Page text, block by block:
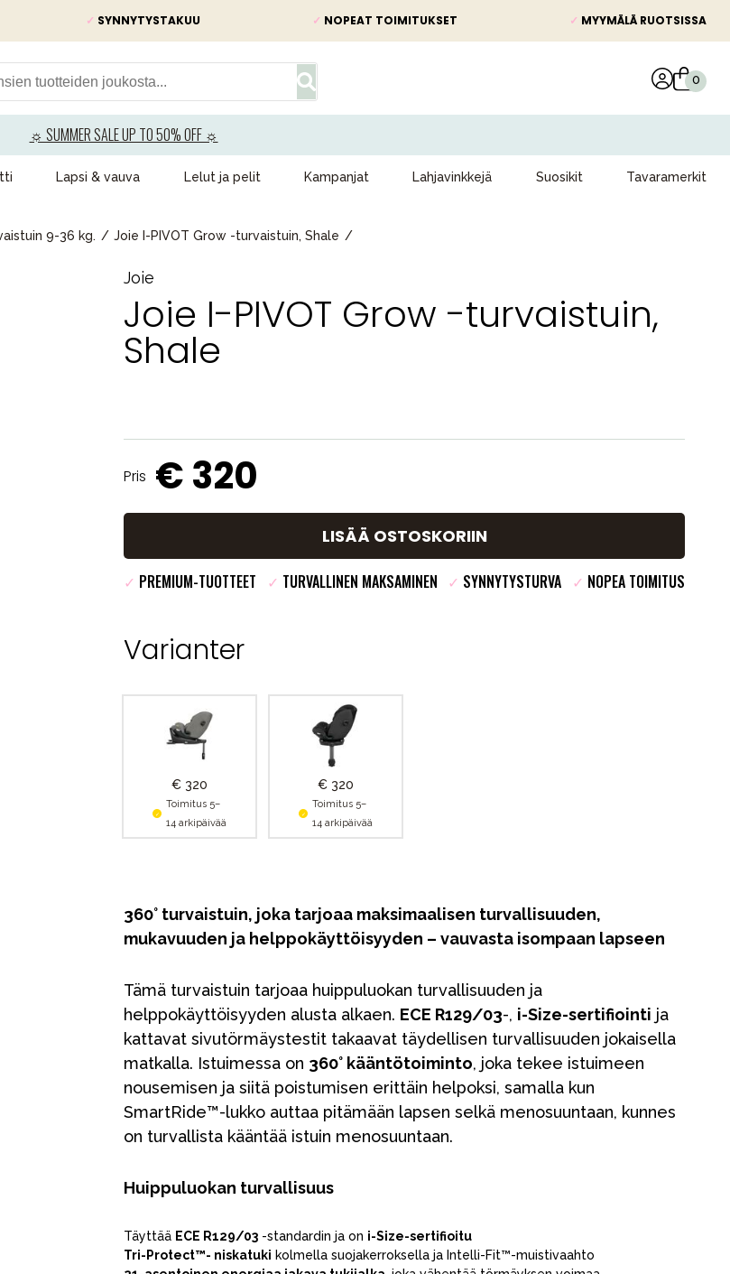
✓ SYNNYTYSTAKUU ✓ NOPEAT TOIMITUKSET ✓ MYYMÄLÄ RUOTSISSA
☼ SUMMER SALE UP TO 50% OFF ☼
Lapsi & vauva Lelut ja pelit Kampanjat Lahjavinkkejä Suosikit Tavaramerkit
9-36 kg. Joie I-PIVOT Grow -turvaistuin, Shale
Joie
Joie I-PIVOT Grow -turvaistuin,
Shale
Pris € 320
LISÄÄ OSTOSKORIIN
✓ PREMIUM-TUOTTEET ✓ TURVALLINEN MAKSAMINEN ✓ SYNNYTYSTURVA ✓ NOPEA TOIMITUS
Varianter
€ 320
Toimitus 5–
14 arkipäivää
€ 320
Toimitus 5–
14 arkipäivää
360° turvaistuin, joka tarjoaa maksimaalisen turvallisuuden,
mukavuuden ja helppokäyttöisyyden – vauvasta isompaan lapseen
Tämä turvaistuin tarjoaa huippuluokan turvallisuuden ja
helppokäyttöisyyden alusta alkaen. ECE R129/03-, i-Size-sertifiointi ja
kattavat sivutörmäystestit takaavat täydellisen turvallisuuden jokaisella
matkalla. Istuimessa on 360° kääntötoiminto, joka tekee istuimeen
nousemisen ja siitä poistumisen erittäin helpoksi, samalla kun
SmartRide™-lukko auttaa pitämään lapsen selkä menosuuntaan, kunnes
on turvallista kääntää istuin menosuuntaan.
Huippuluokan turvallisuus
Täyttää ECE R129/03 -standardin ja on i-Size-sertifioitu
Tri-Protect™- niskatuki kolmella suojakerroksella ja Intelli-Fit™-muistivaahto